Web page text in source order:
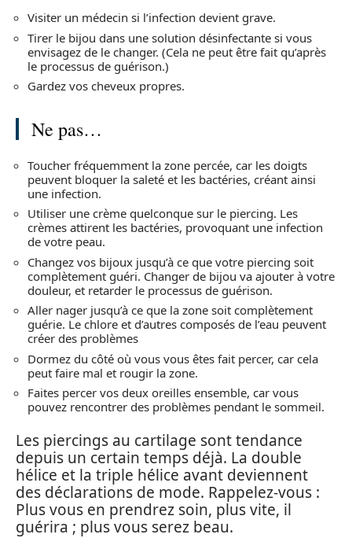
Visiter un médecin si l’infection devient grave.
Tirer le bijou dans une solution désinfectante si vous
envisagez de le changer. (Cela ne peut être fait qu’après
le processus de guérison.)
Gardez vos cheveux propres.
Ne pas…
Toucher fréquemment la zone percée, car les doigts
peuvent bloquer la saleté et les bactéries, créant ainsi
une infection.
Utiliser une crème quelconque sur le piercing. Les
crèmes attirent les bactéries, provoquant une infection
de votre peau.
Changez vos bijoux jusqu’à ce que votre piercing soit
complètement guéri. Changer de bijou va ajouter à votre
douleur, et retarder le processus de guérison.
Aller nager jusqu’à ce que la zone soit complètement
guérie. Le chlore et d’autres composés de l’eau peuvent
créer des problèmes
Dormez du côté où vous vous êtes fait percer, car cela
peut faire mal et rougir la zone.
Faites percer vos deux oreilles ensemble, car vous
pouvez rencontrer des problèmes pendant le sommeil.
Les piercings au cartilage sont tendance
depuis un certain temps déjà. La double
hélice et la triple hélice avant deviennent
des déclarations de mode. Rappelez-vous :
Plus vous en prendrez soin, plus vite, il
guérira ; plus vous serez beau.